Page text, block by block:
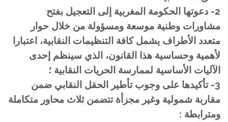
2- دعوتها الحكومة المغربية إلى التعجيل بفتح
مشاورات وطنية موسعة ومسؤولة من خلال حوار
متعدد الأطراف يشمل كافة التنظيمات النقابية، اعتبارا
لأهمية وحساسية هذا القانون، الذي سينظم إحدى
الآليات الأساسية لممارسة الحريات النقابية ؛
3- تأكيدها على وجوب تأطير الحقل النقابي ضمن
مقاربة شمولية وغير مجزأة تتضمن ثلاث محاور متكاملة
ومترابطة :